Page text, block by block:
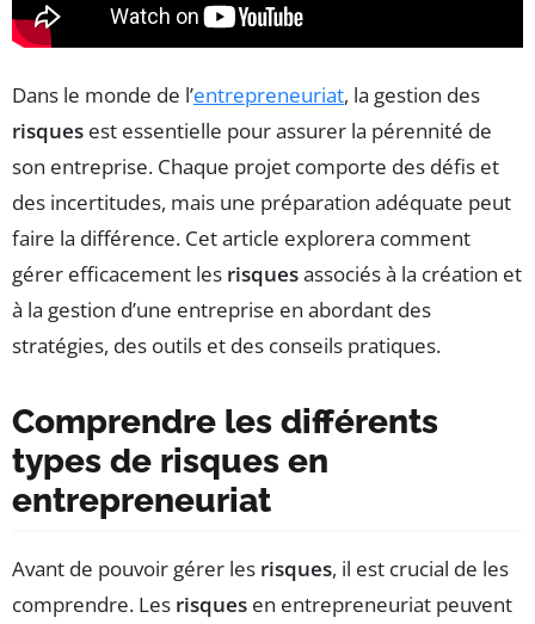
Dans le monde de l’entrepreneuriat, la gestion des
risques est essentielle pour assurer la pérennité de
son entreprise. Chaque projet comporte des défis et
des incertitudes, mais une préparation adéquate peut
faire la différence. Cet article explorera comment
gérer efficacement les risquesassociés à la création et
à la gestion d’une entreprise en abordant des
stratégies, des outils et des conseils pratiques.
Comprendre les différents
types de risques en
entrepreneuriat
Avant de pouvoir gérer les risques, il est crucial de les
comprendre. Les risques en entrepreneuriat peuvent